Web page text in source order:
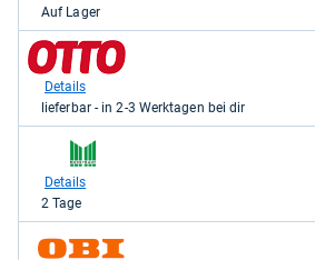
59,90
kaufen.
Auf Lager
zum
Shop:
Otto.de
Details
lieferbar - in 2-3 Werktagen bei dir
Marktkauf
kaufen.
Details
2 Tage
zum
Shop: